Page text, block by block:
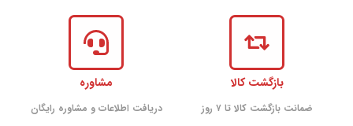
بازگشت کالا
ضمانت بازگشت کالا تا ۷ روز
مشاوره
دریافت اطلاعات و مشاوره رایگان